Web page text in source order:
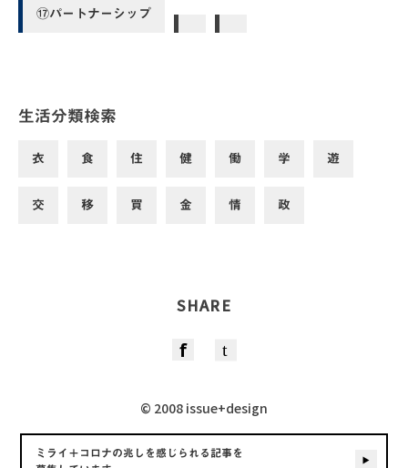
ミライ＋コロナの兆しを感じられる記事を
⑰パートナーシップ
生活分類検索
衣 食 住 健 働 学 遊
交 移 買 金 情 政
SHARE
© 2008 issue+design